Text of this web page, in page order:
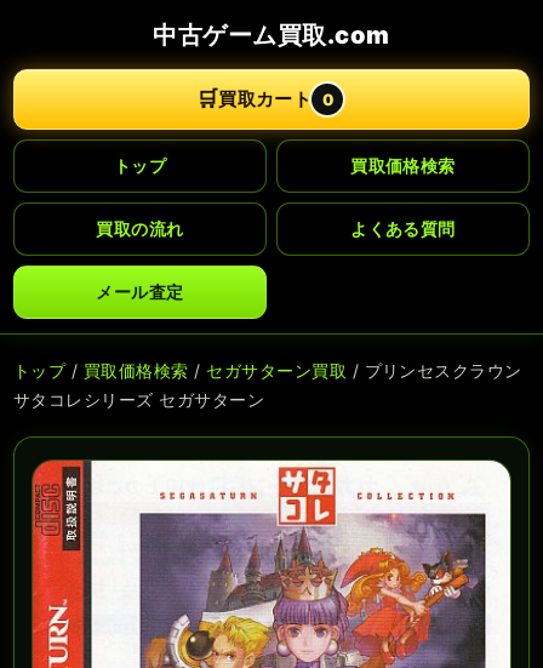
中古ゲーム買取.com
🛒買取カート 0
トップ 買取価格検索
買取の流れ よくある質問
メール査定
トップ/ 買取価格検索 / セガサターン買取 / プリンセスクラウン
サタコレシリーズ セガサターン